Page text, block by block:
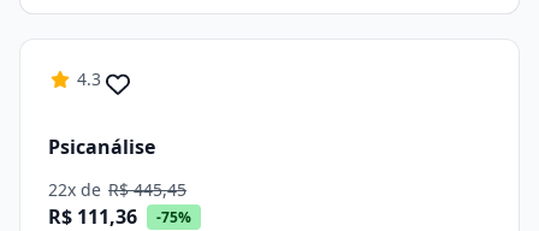
4.3
Psicanálise
22x de R$ 445,45
R$ 111,36 -75%